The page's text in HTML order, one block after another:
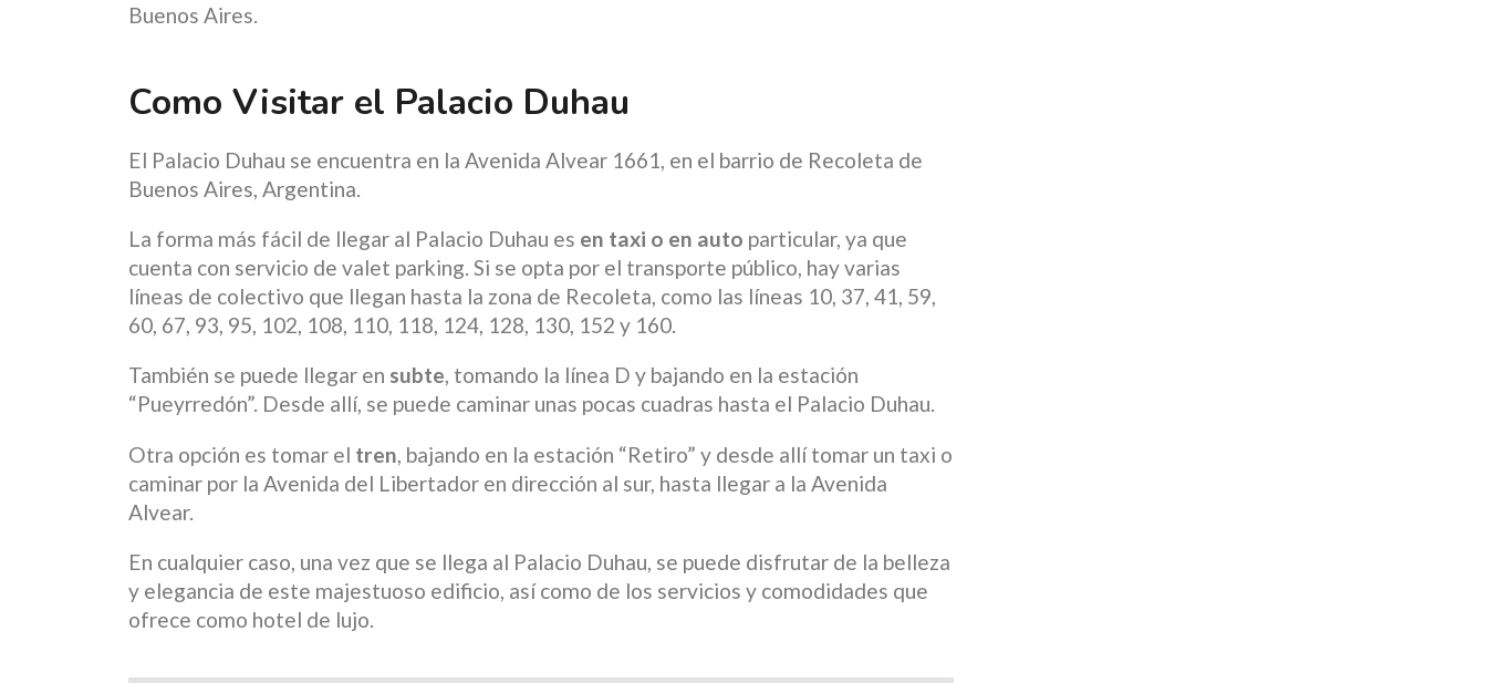
Buenos Aires.
Como Visitar el Palacio Duhau
El Palacio Duhau se encuentra en la Avenida Alvear 1661, en el barrio de Recoleta de
Buenos Aires, Argentina.
La forma más fácil de llegar al Palacio Duhau es en taxi o en auto particular, ya que
cuenta con servicio de valet parking. Si se opta por el transporte público, hay varias
líneas de colectivo que llegan hasta la zona de Recoleta, como las líneas 10, 37, 41, 59,
60, 67, 93, 95, 102, 108, 110, 118, 124, 128, 130, 152 y 160.
También se puede llegar en subte, tomando la línea D y bajando en la estación
“Pueyrredón”. Desde allí, se puede caminar unas pocas cuadras hasta el Palacio Duhau.
Otra opción es tomar el tren, bajando en la estación “Retiro” y desde allí tomar un taxi o
caminar por la Avenida del Libertador en dirección al sur, hasta llegar a la Avenida
Alvear.
En cualquier caso, una vez que se llega al Palacio Duhau, se puede disfrutar de la belleza
y elegancia de este majestuoso edificio, así como de los servicios y comodidades que
ofrece como hotel de lujo.